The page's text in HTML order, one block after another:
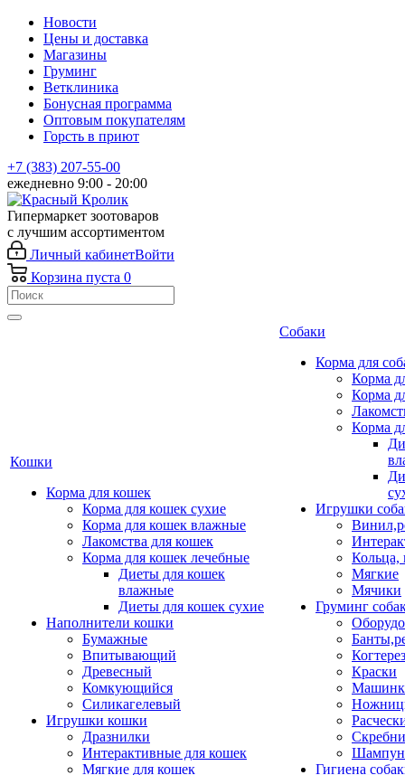
Новости
Цены и доставка
Магазины
Груминг
Ветклиника
Бонусная программа
Оптовым покупателям
Горсть в приют
+7 (383) 207-55-00
ежедневно 9:00 - 20:00
Гипермаркет зоотоваров
с лучшим ассортиментом
Личный кабинетВойти
Корзина пуста 0
Кошки
Корма для кошек
Корма для кошек сухие
Корма для кошек влажные
Лакомства для кошек
Корма для кошек лечебные
Диеты для кошек
влажные
Диеты для кошек сухие
Наполнители кошки
Бумажные
Впитывающий
Древесный
Комкующийся
Силикагелевый
Игрушки кошки
Дразнилки
Интерактивные для кошек
Мягкие для кошек
Собаки
Корма для
Корма
Корма
Корма
Игрушки
Кольца,
Мягкие
Мячики
Груминг
Краски
Гигиена